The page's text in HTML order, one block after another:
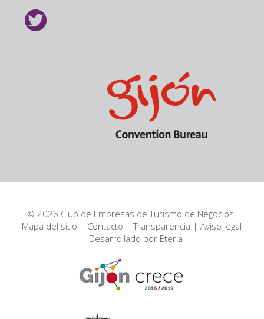
© 2026 Club de Empresas de Turismo de Negocios.
Mapa del sitio | Contacto |Transparencia |Aviso legal
| Desarrollado por Eteria